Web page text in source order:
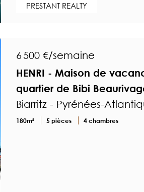
PRESTANT REALTY
6 500 €/semaine
HENRI - Maison de
quartier de Bibi
Biarritz - Pyrénées-
180m² 5 pièces 4 chambres